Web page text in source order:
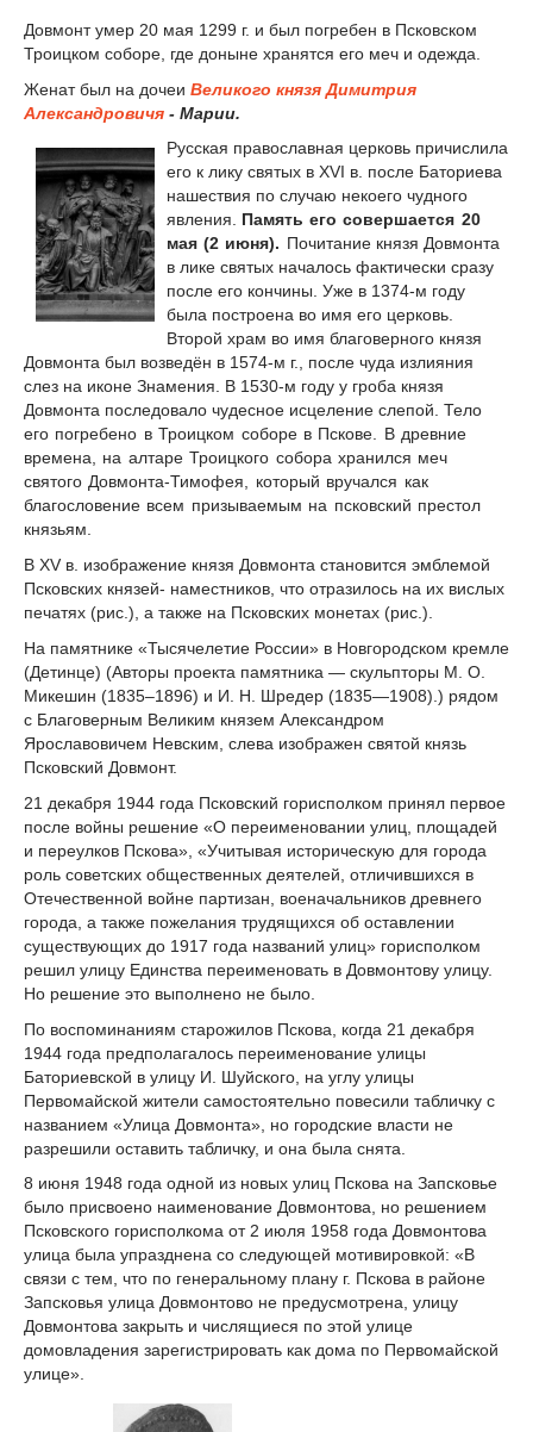
Довмонт умер 20 мая 1299 г. и был погребен в Псковском
Троицком соборе, где доныне хранятся его меч и одежда.
Женат был на дочеи Великого князя Димитрия
Александровичя - Марии.
Русская православная церковь причислила
его к лику святых в XVI в. после Баториева
нашествия по случаю некоего чудного
явления. Память его совершается 20
мая (2 июня). Почитание князя Довмонта
в лике святых началось фактически сразу
после его кончины. Уже в 1374-м году
была построена во имя его церковь.
Второй храм во имя благоверного князя
Довмонта был возведён в 1574-м г., после чуда излияния
слез на иконе Знамения. В 1530-м году у гроба князя
Довмонта последовало чудесное исцеление слепой. Тело
его погребено в Троицком соборе в Пскове. В древние
времена, на алтаре Троицкого собора хранился меч
святого Довмонта-Тимофея, кото­рый вручался как
благословение всем призываемым на псковский престол
князьям.
В XV в. изображение князя Довмонта становится эмблемой
Псковских князей- наместников, что отразилось на их вислых
печатях (рис.), а также на Псковских монетах (рис.).
На памятнике «Тысячелетие России» в Новгородском кремле
(Детинце) (Авторы проекта памятника — скульпторы М. О.
Микешин (1835–1896) и И. Н. Шредер (1835—1908).) рядом
с Благоверным Великим князем Александром
Ярославовичем Невским, слева изображен святой князь
Псковский Довмонт.
21 декабря 1944 года Псковский горисполком принял первое
после войны решение «О переименовании улиц, площадей
и переулков Пскова», «Учитывая историческую для города
роль советских общественных деятелей, отличившихся в
Отечественной войне партизан, военачальников древнего
города, а также пожелания трудящихся об оставлении
существующих до 1917 года названий улиц» горисполком
решил улицу Единства переименовать в Довмонтову улицу.
Но решение это выполнено не было.
По воспоминаниям старожилов Пскова, когда 21 декабря
1944 года предполагалось переименование улицы
Баториевской в улицу И. Шуйского, на углу улицы
Первомайской жители самостоятельно повесили табличку с
названием «Улица Довмонта», но городские власти не
разрешили оставить табличку, и она была снята.
8 июня 1948 года одной из новых улиц Пскова на Запсковье
было присвоено наименование Довмонтова, но решением
Псковского горисполкома от2 июля 1958 года Довмонтова
улица была упразднена со следующей мотивировкой: «В
связи с тем, что по генеральному плану г. Пскова в районе
Запсковья улица Довмонтово не предусмотрена, улицу
Довмонтова закрыть и числящиеся по этой улице
домовладения зарегистрировать как дома по Первомайской
улице».